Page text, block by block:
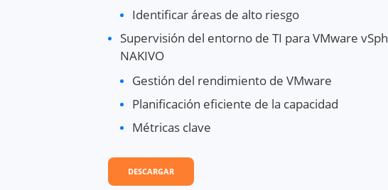
Identificar áreas de alto riesgo
Supervisión del entorno de TI para VMware
NAKIVO
Gestión del rendimiento de VMware
Planificación eficiente de la capacidad
Métricas clave
DESCARGAR